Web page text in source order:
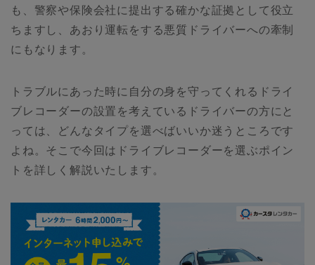
も、警察や保険会社に提出する確かな証拠として役立
ちますし、あおり運転をする悪質ドライバーへの牽制
にもなります。
トラブルにあった時に自分の身を守ってくれるドライ
ブレコーダーの設置を考えているドライバーの方にと
っては、どんなタイプを選べばいいか迷うところです
よね。そこで今回はドライブレコーダーを選ぶポイン
トを詳しく解説いたします。